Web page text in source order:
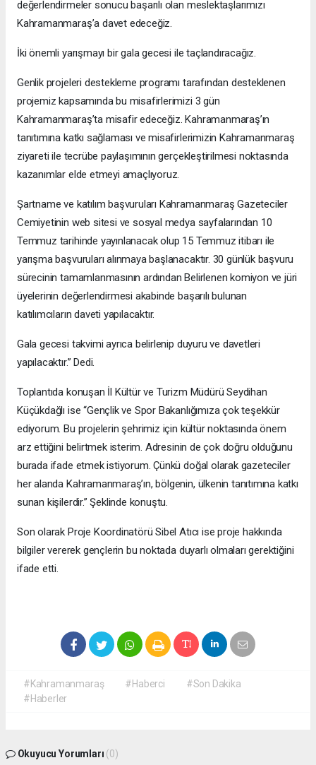
değerlendirmeler sonucu başarılı olan meslektaşlarımızı
Kahramanmaraş’a davet edeceğiz.
İki önemli yarışmayı bir gala gecesi ile taçlandıracağız.
Genlik projeleri destekleme programı tarafından desteklenen
projemiz kapsamında bu misafirlerimizi 3 gün
Kahramanmaraş’ta misafir edeceğiz. Kahramanmaraş’ın
tanıtımına katkı sağlaması ve misafirlerimizin Kahramanmaraş
ziyareti ile tecrübe paylaşımının gerçekleştirilmesi noktasında
kazanımlar elde etmeyi amaçlıyoruz.
Şartname ve katılım başvuruları Kahramanmaraş Gazeteciler
Cemiyetinin web sitesi ve sosyal medya sayfalarından 10
Temmuz tarihinde yayınlanacak olup 15 Temmuz itibarı ile
yarışma başvuruları alınmaya başlanacaktır. 30 günlük başvuru
sürecinin tamamlanmasının ardından Belirlenen komiyon ve jüri
üyelerinin değerlendirmesi akabinde başarılı bulunan
katılımcıların daveti yapılacaktır.
Gala gecesi takvimi ayrıca belirlenip duyuru ve davetleri
yapılacaktır.” Dedi.
Toplantıda konuşan İl Kültür ve Turizm Müdürü Seydihan
Küçükdağlı ise “Gençlik ve Spor Bakanlığımıza çok teşekkür
ediyorum. Bu projelerin şehrimiz için kültür noktasında önem
arz ettiğini belirtmek isterim. Adresinin de çok doğru olduğunu
burada ifade etmek istiyorum. Çünkü doğal olarak gazeteciler
her alanda Kahramanmaraş’ın, bölgenin, ülkenin tanıtımına katkı
sunan kişilerdir.” Şeklinde konuştu.
Son olarak Proje Koordinatörü Sibel Atıcı ise proje hakkında
bilgiler vererek gençlerin bu noktada duyarlı olmaları gerektiğini
ifade etti.
#Kahramanmaraş #Haberci
#Son Dakika
#Haberler
Okuyucu Yorumları (0)